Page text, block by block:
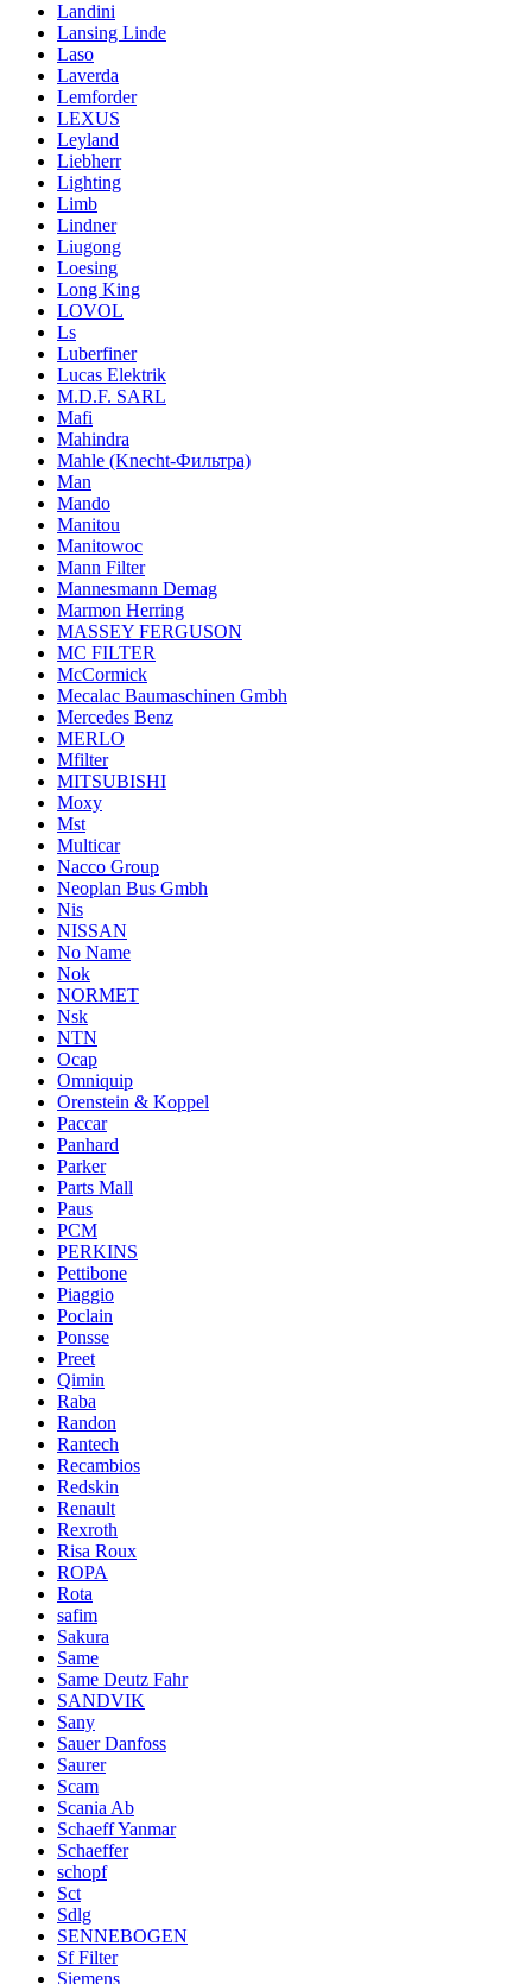
Landini
Lansing Linde
Laso
Laverda
Lemforder
LEXUS
Leyland
Liebherr
Lighting
Limb
Lindner
Liugong
Loesing
Long King
LOVOL
Ls
Luberfiner
Lucas Elektrik
M.D.F. SARL
Mafi
Mahindra
Mahle (Knecht-Фильтра)
Man
Mando
Manitou
Manitowoc
Mann Filter
Mannesmann Demag
Marmon Herring
MASSEY FERGUSON
MC FILTER
McCormick
Mecalac Baumaschinen Gmbh
Mercedes Benz
MERLO
Mfilter
MITSUBISHI
Moxy
Mst
Multicar
Nacco Group
Neoplan Bus Gmbh
Nis
NISSAN
No Name
Nok
NORMET
Nsk
NTN
Ocap
Omniquip
Orenstein & Koppel
Paccar
Panhard
Parker
Parts Mall
Paus
PCM
PERKINS
Pettibone
Piaggio
Poclain
Ponsse
Preet
Qimin
Raba
Randon
Rantech
Recambios
Redskin
Renault
Rexroth
Risa Roux
ROPA
Rota
safim
Sakura
Same
Same Deutz Fahr
SANDVIK
Sany
Sauer Danfoss
Saurer
Scam
Scania Ab
Schaeff Yanmar
Schaeffer
schopf
Sct
Sdlg
SENNEBOGEN
Sf Filter
Siemens